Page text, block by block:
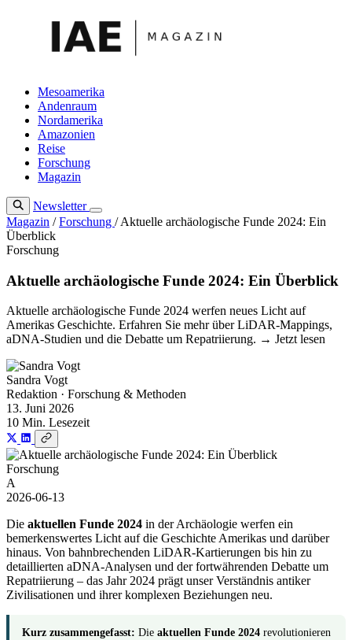
Mesoamerika
Andenraum
Nordamerika
Amazonien
Reise
Forschung
Magazin
Newsletter
Magazin / Forschung / Aktuelle archäologische Funde 2024: Ein
Überblick
Forschung
Aktuelle archäologische Funde 2024: Ein Überblick
Aktuelle archäologische Funde 2024 werfen neues Licht auf
Amerikas Geschichte. Erfahren Sie mehr über LiDAR-Mappings,
aDNA-Studien und die Debatte um Repatriierung. → Jetzt lesen
Sandra Vogt
Redaktion · Forschung & Methoden
13. Juni 2026
10 Min. Lesezeit
Forschung
A
2026-06-13
Die aktuellen Funde 2024 in der Archäologie werfen ein
bemerkenswertes Licht auf die Geschichte Amerikas und darüber
hinaus. Von bahnbrechenden LiDAR-Kartierungen bis hin zu
detaillierten aDNA-Analysen und der fortwährenden Debatte um
Repatriierung – das Jahr 2024 prägt unser Verständnis antiker
Zivilisationen und ihrer komplexen Beziehungen neu.
Kurz zusammengefasst: Die aktuellen Funde 2024 revolutionieren